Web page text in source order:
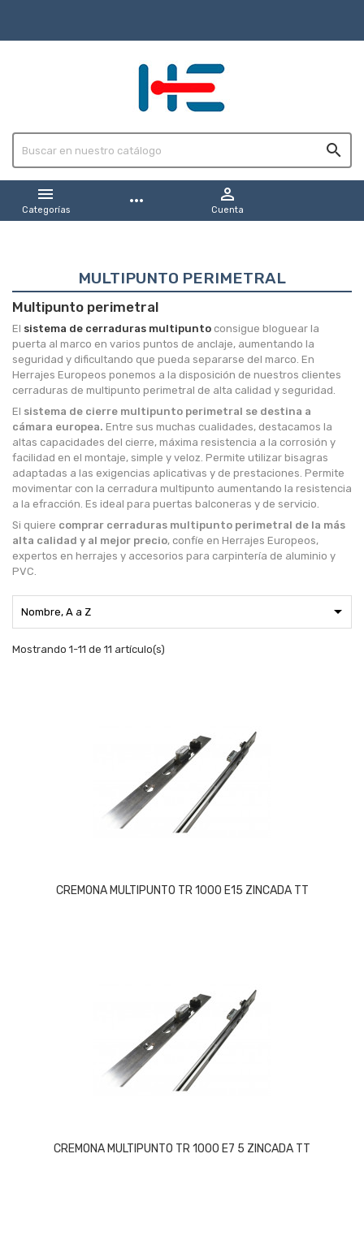


Categorías more_horiz 
Cuenta
MULTIPUNTO PERIMETRAL
Multipunto perimetral
El sistema de cerraduras multipunto consigue bloguear la
puerta al marco en varios puntos de anclaje, aumentando la
seguridad y dificultando que pueda separarse del marco. En
Herrajes Europeos ponemos a la disposición de nuestros clientes
cerraduras de multipunto perimetral de alta calidad y seguridad.
El sistema de cierre multipunto perimetral se destina a
cámara europea. Entre sus muchas cualidades, destacamos la
altas capacidades del cierre, máxima resistencia a la corrosión y
facilidad en el montaje, simple y veloz. Permite utilizar bisagras
adaptadas a las exigencias aplicativas y de prestaciones. Permite
movimentar con la cerradura multipunto aumentando la resistencia
a la efracción. Es ideal para puertas balconeras y de servicio.
Si quiere comprar cerraduras multipunto perimetral de la más
alta calidad y al mejor precio, confíe en Herrajes Europeos,
expertos en herrajes y accesorios para carpintería de aluminio y
PVC.
Nombre, A a Z 
Mostrando 1-11 de 11 artículo(s)
CREMONA MULTIPUNTO TR 1000 E15 ZINCADA TT
CREMONA MULTIPUNTO TR 1000 E7 5 ZINCADA TT